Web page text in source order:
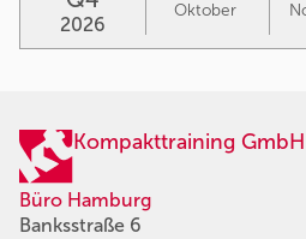
2026
Oktober
Kompakttraining
Büro Hamburg
Banksstraße 6